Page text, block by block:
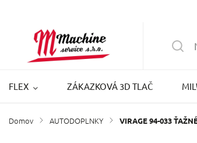
FLEX ZÁKAZKOVÁ 3D TLAČ
Domov / AUTODOPLNKY / VIRAGE 94-033